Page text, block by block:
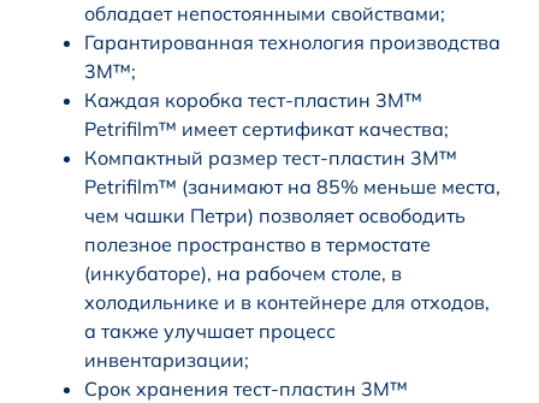
обладает непостоянными свойствами;
Гарантированная технология производства
3M™;
Каждая коробка тест-пластин 3M™
Petrifilm™ имеет сертификат качества;
Компактный размер тест-пластин 3M™
Petrifilm™ (занимают на 85% меньше места,
чем чашки Петри) позволяет освободить
полезное пространство в термостате
(инкубаторе), на рабочем столе, в
холодильнике и в контейнере для отходов,
а также улучшает процесс
инвентаризации;
Срок хранения тест-пластин 3M™